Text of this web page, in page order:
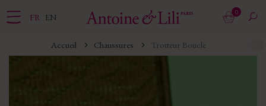
FR EN 0
Accueil Chaussures Trotteur Boucle